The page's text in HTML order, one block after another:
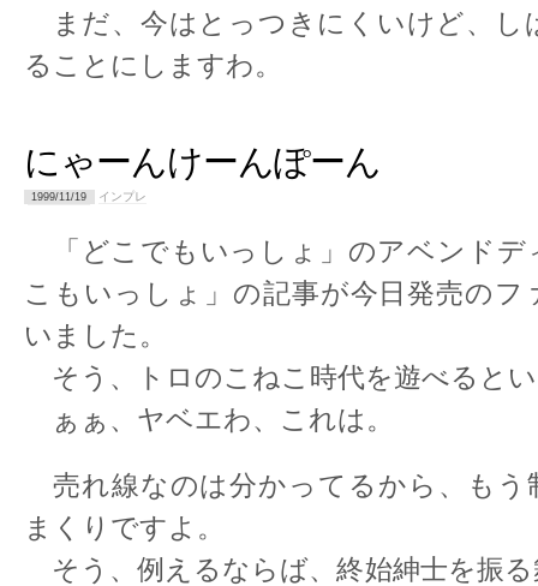
まだ、今はとっつきにくいけど、し
ることにしますわ。
にゃーんけーんぽーん
1999/11/19 インプレ
「どこでもいっしょ」のアベンドデ
こもいっしょ」の記事が今日発売のフ
いました。
そう、トロのこねこ時代を遊べると
ぁぁ、ヤベエわ、これは。
売れ線なのは分かってるから、もう
まくりですよ。
そう、例えるならば、終始紳士を振